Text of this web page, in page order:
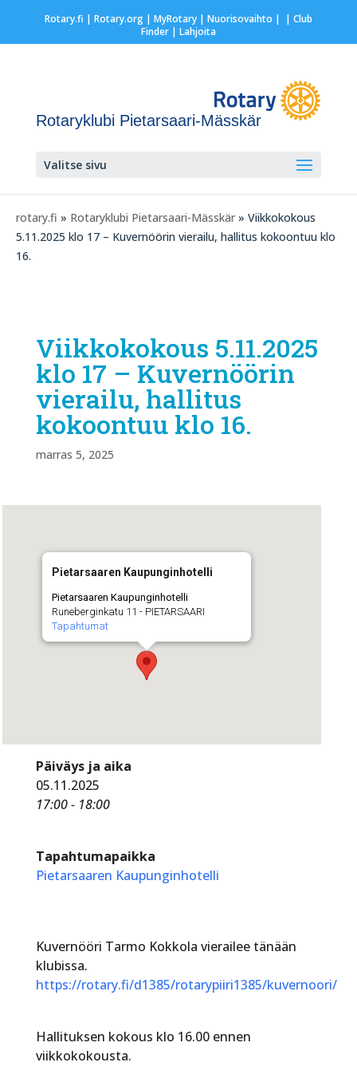
Rotary.fi | Rotary.org| MyRotary | Nuorisovaihto | | Club
Finder| Lahjoita
Rotaryklubi Pietarsaari-Mässkär
Valitse sivu
rotary.fi » Rotaryklubi Pietarsaari-Mässkär » Viikkokokous
5.11.2025 klo 17 – Kuvernöörin vierailu, hallitus kokoontuu klo
16.
Viikkokokous 5.11.2025
klo 17 – Kuvernöörin
vierailu, hallitus
kokoontuu klo 16.
marras 5, 2025
Pietarsaaren Kaupunginhotelli
Pietarsaaren Kaupunginhotelli
Runeberginkatu 11 - PIETARSAARI
Tapahtumat
Päiväys ja aika
05.11.2025
17:00 - 18:00
Tapahtumapaikka
Pietarsaaren Kaupunginhotelli
Kuvernööri Tarmo Kokkola vierailee tänään
klubissa.
https://rotary.fi/d1385/rotarypiiri1385/kuvernoori/
Hallituksen kokous klo 16.00 ennen
viikkokokousta.